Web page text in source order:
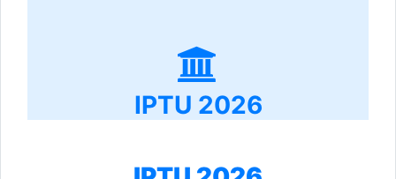
IPTU 2026